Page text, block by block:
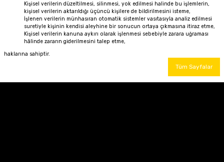
Kişisel verilerin düzeltilmesi, silinmesi, yok edilmesi halinde bu işlemlerin,
kişisel verilerin aktarıldığı üçüncü kişilere de bildirilmesini isteme,
İşlenen verilerin münhasıran otomatik sistemler vasıtasıyla analiz edilmesi
suretiyle kişinin kendisi aleyhine bir sonucun ortaya çıkmasına itiraz etme,
Kişisel verilerin kanuna aykırı olarak işlenmesi sebebiyle zarara uğraması
hâlinde zararın giderilmesini talep etme,
haklarına sahiptir.
Tüm Sayfalar